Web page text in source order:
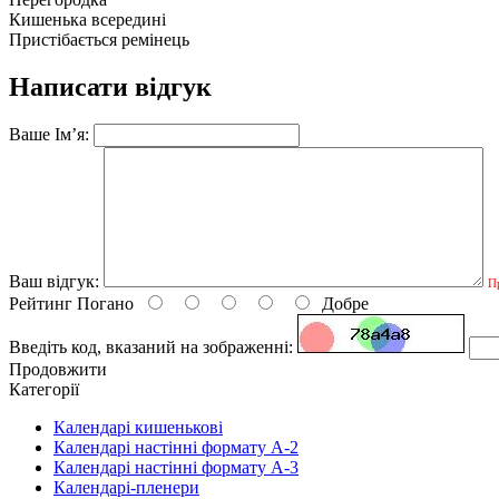
Кишенька всередині
Пристібається ремінець
Написати відгук
Ваше Ім’я:
Ваш відгук:
Рейтинг Погано Добре
Введіть код, вказаний на зображенні:
Продовжити
Категорії
Календарі кишенькові
Календарі настінні формату А-2
Календарі настінні формату А-3
Календарі-пленери